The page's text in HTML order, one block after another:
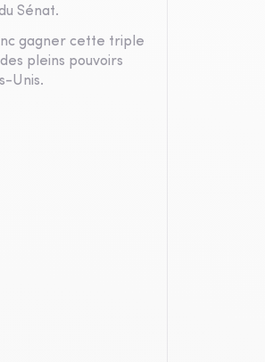
Sénat.
gagner cette triple
pleins pouvoirs
Unis.